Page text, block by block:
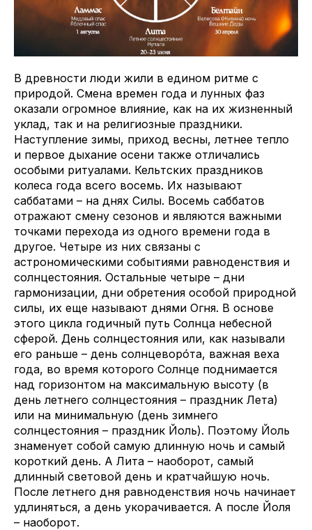
В древности люди жили в едином ритме с
природой. Смена времен года и лунных фаз
оказали огромное влияние, как на их жизненный
уклад, так и на религиозные праздники.
Наступление зимы, приход весны, летнее тепло
и первое дыхание осени также отличались
особыми ритуалами. Кельтских праздников
колеса года всего восемь. Их называют
саббатами – на днях Силы. Восемь саббатов
отражают смену сезонов и являются важными
точками перехода из одного времени года в
другое. Четыре из них связаны с
астрономическими событиями равноденствия и
солнцестояния. Остальные четыре – дни
гармонизации, дни обретения особой природной
силы, их еще называют днями Огня. В основе
этого цикла годичный путь Солнца небесной
сферой. День солнцестояния или, как называли
его раньше – день солнцеворóта, важная веха
года, во время которого Солнце поднимается
над горизонтом на максимальную высоту (в
день летнего солнцестояния – праздник Лета)
или на минимальную (день зимнего
солнцестояния – праздник Йоль). Поэтому Йоль
знаменует собой самую длинную ночь и самый
короткий день. А Лита – наоборот, самый
длинный световой день и кратчайшую ночь.
После летнего дня равноденствия ночь начинает
удлиняться, а день укорачивается. А после Йоля
– наоборот.